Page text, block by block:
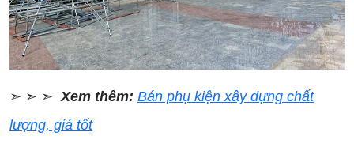
➣ ➣ ➣Xem thêm: Bán phụ kiện xây dựng chất
lượng, giá tốt